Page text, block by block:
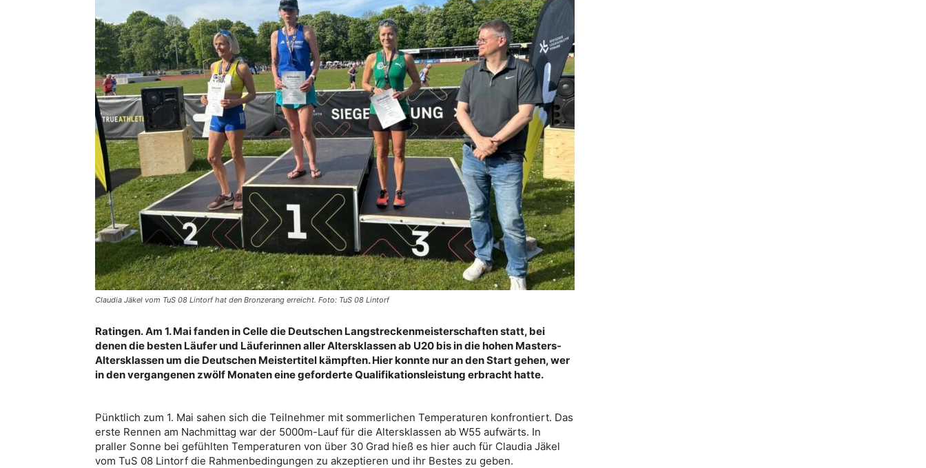
Claudia Jäkel vom TuS 08 Lintorf hat den Bronzerang erreicht. Foto: TuS 08 Lintorf
Ratingen. Am 1. Mai fanden in Celle die Deutschen Langstreckenmeisterschaften statt, bei
denen die besten Läufer und Läuferinnen aller Altersklassen ab U20 bis in die hohen Masters-
Altersklassen um die Deutschen Meistertitel kämpften. Hier konnte nur an den Start gehen, wer
in den vergangenen zwölf Monaten eine geforderte Qualifikationsleistung erbracht hatte.
Pünktlich zum 1. Mai sahen sich die Teilnehmer mit sommerlichen Temperaturen konfrontiert. Das
erste Rennen am Nachmittag war der 5000m-Lauf für die Altersklassen ab W55 aufwärts. In
praller Sonne bei gefühlten Temperaturen von über 30 Grad hieß es hier auch für Claudia Jäkel
vom TuS 08 Lintorf die Rahmenbedingungen zu akzeptieren und ihr Bestes zu geben.